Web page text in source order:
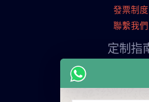
發票制度
聯繫我們
定制指